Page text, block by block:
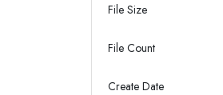
File Size
File Count
Create Date